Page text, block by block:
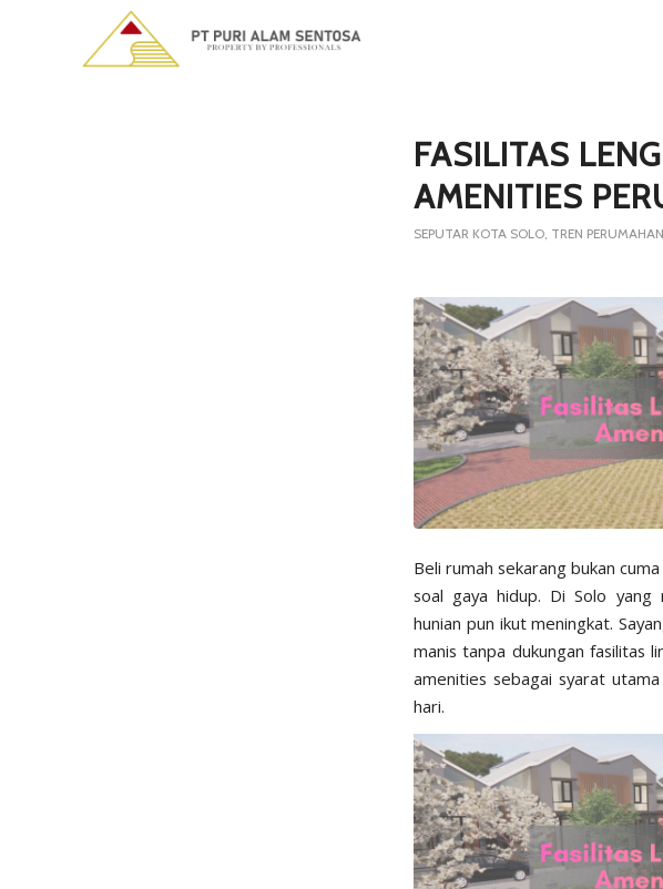
FASILITAS
AMENITIES
SEPUTAR KOTA SOLO, TREN
Beli rumah sekarang bukan
soal gaya hidup. Di Solo yang
hunian pun ikut meningkat.
manis tanpa dukungan fasilitas
amenities sebagai syarat
hari.